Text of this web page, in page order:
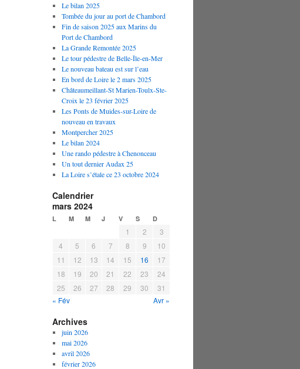
Le bilan 2025
Tombée du jour au port de Chambord
Fin de saison 2025 aux Marins du
Port de Chambord
La Grande Remontée 2025
Le tour pédestre de Belle-Île-en-Mer
Le nouveau bateau est sur l’eau
En bord de Loire le 2 mars 2025
Châteaumeillant-St Marien-Toulx-Ste-
Croix le 23 février 2025
Les Ponts de Muides-sur-Loire de
nouveau en travaux
Montpercher 2025
Le bilan 2024
Une rando pédestre à Chenonceau
Un tout dernier Audax 25
La Loire s’étale ce 23 octobre 2024
Calendrier
mars 2024
L M M J V S D
1 2
3
4
5 6 7 8 9
10
11
12 13 14 15 16
17
18
19 20 21 22 23
24
25
26 27 28 29 30
31
« Fév
Avr »
Archives
juin 2026
mai 2026
avril 2026
février 2026